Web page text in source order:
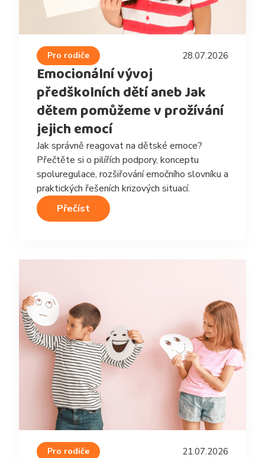
Pro rodiče 28.07.2026
Emocionální vývoj
předškolních dětí aneb Jak
dětem pomůžeme v prožívání
jejich emocí
Jak správně reagovat na dětské emoce?
Přečtěte si o pilířích podpory, konceptu
spoluregulace, rozšiřování emočního slovníku a
praktických řešeních krizových situací.
Přečíst
Pro rodiče 21.07.2026